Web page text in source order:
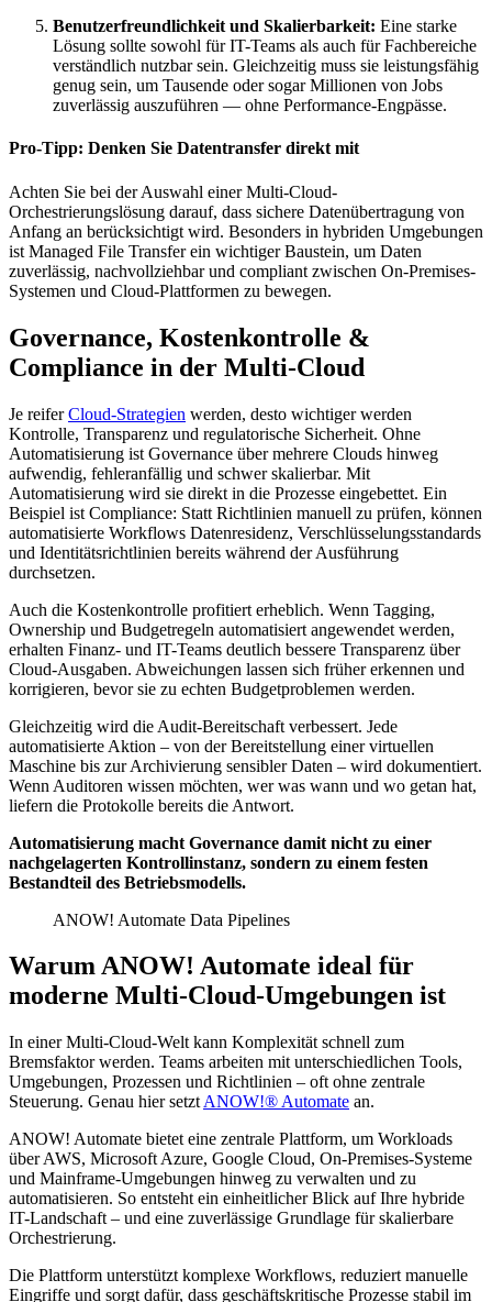
Benutzerfreundlichkeit und Skalierbarkeit: Eine starke
Lösung sollte sowohl für IT-Teams als auch für Fachbereiche
verständlich nutzbar sein. Gleichzeitig muss sie leistungsfähig
genug sein, um Tausende oder sogar Millionen von Jobs
zuverlässig auszuführen — ohne Performance-Engpässe.
Pro-Tipp: Denken Sie Datentransfer direkt mit
Achten Sie bei der Auswahl einer Multi-Cloud-
Orchestrierungslösung darauf, dass sichere Datenübertragung von
Anfang an berücksichtigt wird. Besonders in hybriden Umgebungen
ist Managed File Transfer ein wichtiger Baustein, um Daten
zuverlässig, nachvollziehbar und compliant zwischen On-Premises-
Systemen und Cloud-Plattformen zu bewegen.
Governance, Kostenkontrolle &
Compliance in der Multi-Cloud
Je reiferCloud-Strategien werden, desto wichtiger werden
Kontrolle, Transparenz und regulatorische Sicherheit. Ohne
Automatisierung ist Governance über mehrere Clouds hinweg
aufwendig, fehleranfällig und schwer skalierbar. Mit
Automatisierung wird sie direkt in die Prozesse eingebettet. Ein
Beispiel ist Compliance: Statt Richtlinien manuell zu prüfen, können
automatisierte Workflows Datenresidenz, Verschlüsselungsstandards
und Identitätsrichtlinien bereits während der Ausführung
durchsetzen.
Auch die Kostenkontrolle profitiert erheblich. Wenn Tagging,
Ownership und Budgetregeln automatisiert angewendet werden,
erhalten Finanz- und IT-Teams deutlich bessere Transparenz über
Cloud-Ausgaben. Abweichungen lassen sich früher erkennen und
korrigieren, bevor sie zu echten Budgetproblemen werden.
Gleichzeitig wird die Audit-Bereitschaft verbessert. Jede
automatisierte Aktion – von der Bereitstellung einer virtuellen
Maschine bis zur Archivierung sensibler Daten – wird dokumentiert.
Wenn Auditoren wissen möchten, wer was wann und wo getan hat,
liefern die Protokolle bereits die Antwort.
Automatisierung macht Governance damit nicht zu einer
nachgelagerten Kontrollinstanz, sondern zu einem festen
Bestandteil des Betriebsmodells.
ANOW! Automate Data Pipelines
Warum ANOW! Automate ideal für
moderne Multi-Cloud-Umgebungen ist
In einer Multi-Cloud-Welt kann Komplexität schnell zum
Bremsfaktor werden. Teams arbeiten mit unterschiedlichen Tools,
Umgebungen, Prozessen und Richtlinien – oft ohne zentrale
Steuerung. Genau hier setzt ANOW!® Automate an.
ANOW! Automate bietet eine zentrale Plattform, um Workloads
über AWS, Microsoft Azure, Google Cloud, On-Premises-Systeme
und Mainframe-Umgebungen hinweg zu verwalten und zu
automatisieren. So entsteht ein einheitlicher Blick auf Ihre hybride
IT-Landschaft – und eine zuverlässige Grundlage für skalierbare
Orchestrierung.
Die Plattform unterstützt komplexe Workflows, reduziert manuelle
Eingriffe und sorgt dafür, dass geschäftskritische Prozesse stabil im